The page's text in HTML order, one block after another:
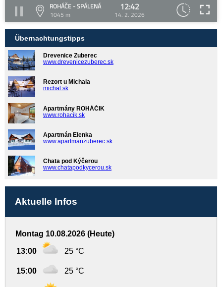
ROHÁČE - SPÁLENÁ
1045 m
12:42
14. 2. 2026
Übernachtungstipps
Drevenice Zuberec
www.drevenicezuberec.sk
Rezort u Michala
michal.sk
Apartmány ROHÁČIK
www.rohacik.sk
Apartmán Elenka
www.apartmanzuberec.sk
Chata pod Kýčerou
www.chatapodkycerou.sk
Aktuelle Infos
Montag 10.08.2026 (Heute)
13:00 25 °C
15:00 25 °C